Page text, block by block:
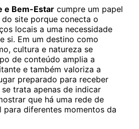
e Bem-Estar cumpre um papel
site porque conecta o
locais a uma necessidade
si. Em um destino como
cultura e natureza se
de conteúdo amplia a
e também valoriza a
preparado para receber
trata apenas de indicar
que há uma rede de
para diferentes momentos da